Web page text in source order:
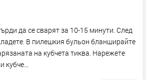
да се сварят за 10-15 минути. След
В пилешкия бульон бланширайте
на кубчета тиква. Нарежете
кубче...